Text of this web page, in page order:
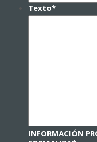
Texto*
INFORMACIÓN